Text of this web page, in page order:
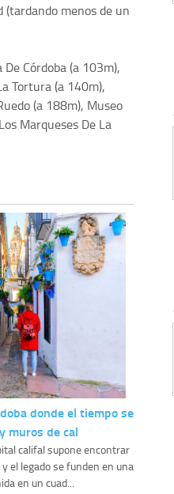
(tardando menos de un
Córdoba (a 103m),
Tortura (a 140m),
(a 188m), Museo
Marqueses De La
donde el tiempo se
muros de cal
califal supone encontrar
el legado se funden en una
en un cuad...